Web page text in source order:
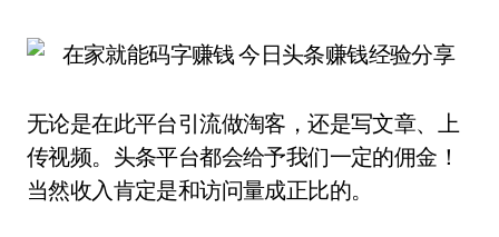
无论是在此平台引流做淘客，还是写文章、上
传视频。头条平台都会给予我们一定的佣金！
当然收入肯定是和访问量成正比的。